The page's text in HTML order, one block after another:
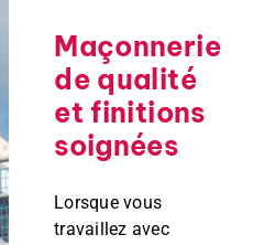
Maçonnerie
de qualité
et finitions
soignées
Lorsque vous
travaillez avec